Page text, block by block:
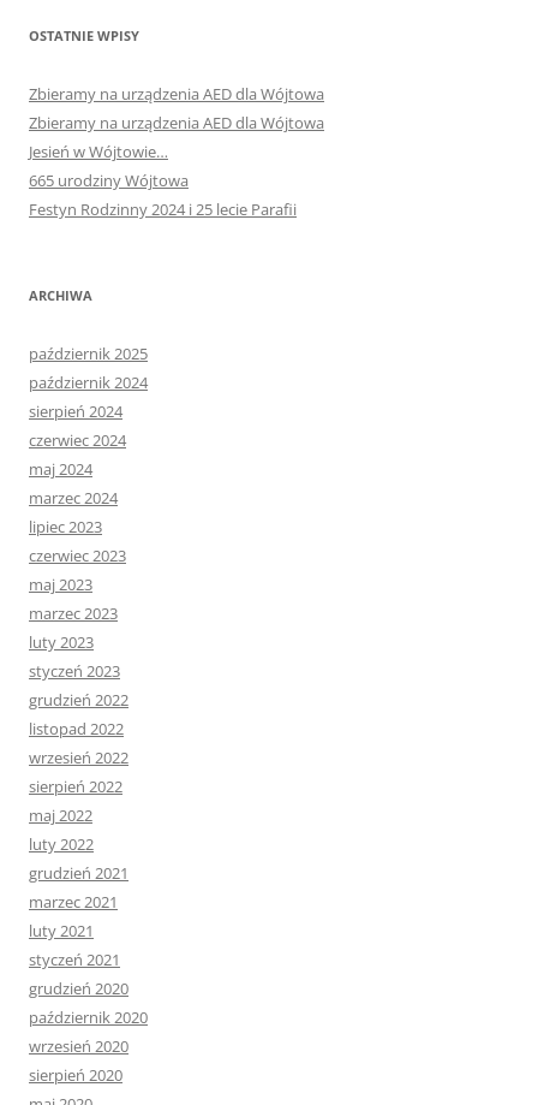
OSTATNIE WPISY
Zbieramy na urządzenia AED dla Wójtowa
Zbieramy na urządzenia AED dla Wójtowa
Jesień w Wójtowie…
665 urodziny Wójtowa
Festyn Rodzinny 2024 i 25 lecie Parafii
ARCHIWA
październik 2025
październik 2024
sierpień 2024
czerwiec 2024
maj 2024
marzec 2024
lipiec 2023
czerwiec 2023
maj 2023
marzec 2023
luty 2023
styczeń 2023
grudzień 2022
listopad 2022
wrzesień 2022
sierpień 2022
maj 2022
luty 2022
grudzień 2021
marzec 2021
luty 2021
styczeń 2021
grudzień 2020
październik 2020
wrzesień 2020
sierpień 2020